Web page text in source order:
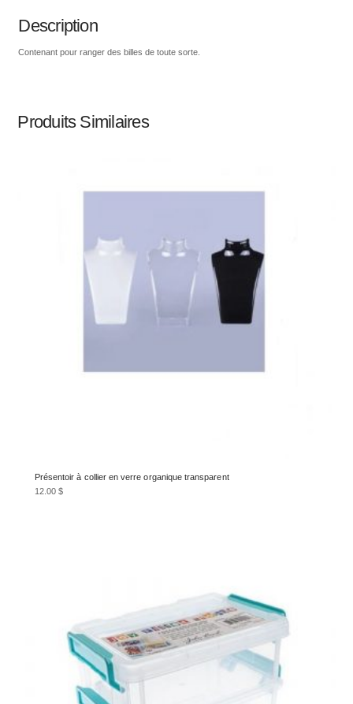
en
Description
Contenant pour ranger des billes de toute sorte.
Produits Similaires
Présentoir à collier en verre organique transparent
12.00$